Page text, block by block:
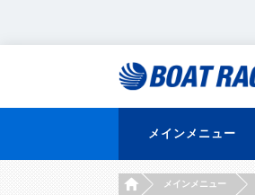
メインメニュー
HOMEメインメニュー